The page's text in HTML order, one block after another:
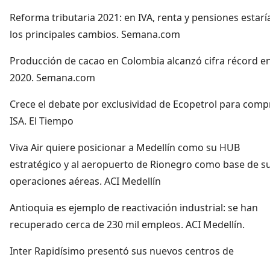
Reforma tributaria 2021: en IVA, renta y pensiones
los principales cambios. Semana.com
Producción de cacao en Colombia alcanzó cifra récord
2020. Semana.com
Crece el debate por exclusividad de Ecopetrol para
ISA. El Tiempo
Viva Air quiere posicionar a Medellín como su HUB
estratégico y al aeropuerto de Rionegro como base de
operaciones aéreas. ACI Medellín
Antioquia es ejemplo de reactivación industrial: se han
recuperado cerca de 230 mil empleos. ACI Medellín.
Inter Rapidísimo presentó sus nuevos centros de